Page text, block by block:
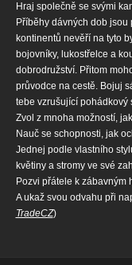
Hraj společně se svými
Příběhy dávných dob
kontinentů nevěří na tyto
bojovníky, lukostřelce a
dobrodružství. Přitom
průvodce na cestě. Bojuj
tebe vzrušující pohádkový
Zvol z mnoha možností,
Nauč se schopnosti, jak
Jednej podle vlastního
květiny a stromy ve své
Pozvi přátele k zábavným
A ukaž svou odvahu při
TradeCZ)